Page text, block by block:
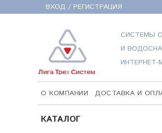
ВХОД / РЕГИСТРАЦИЯ
СИСТЕМЫ
И
ИНТЕРНЕТ-
О КОМПАНИИ ДОСТАВКА И
КАТАЛОГ